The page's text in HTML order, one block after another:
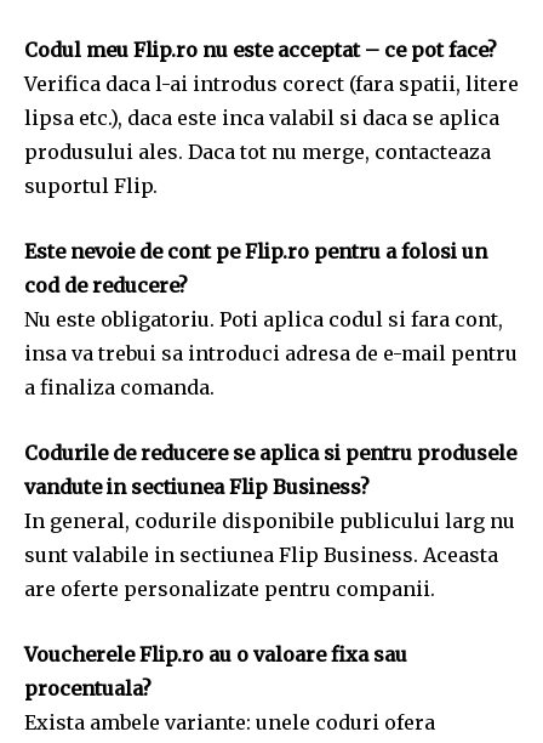
Codul meu Flip.ro nu este acceptat – ce pot face?
Verifica daca l-ai introdus corect (fara spatii, litere
lipsa etc.), daca este inca valabil si daca se aplica
produsului ales. Daca tot nu merge, contacteaza
suportul Flip.
Este nevoie de cont pe Flip.ro pentru a folosi un
cod de reducere?
Nu este obligatoriu. Poti aplica codul si fara cont,
insa va trebui sa introduci adresa de e-mail pentru
a finaliza comanda.
Codurile de reducere se aplica si pentru produsele
vandute in sectiunea Flip Business?
In general, codurile disponibile publicului larg nu
sunt valabile in sectiunea Flip Business. Aceasta
are oferte personalizate pentru companii.
Voucherele Flip.ro au o valoare fixa sau
procentuala?
Exista ambele variante: unele coduri ofera